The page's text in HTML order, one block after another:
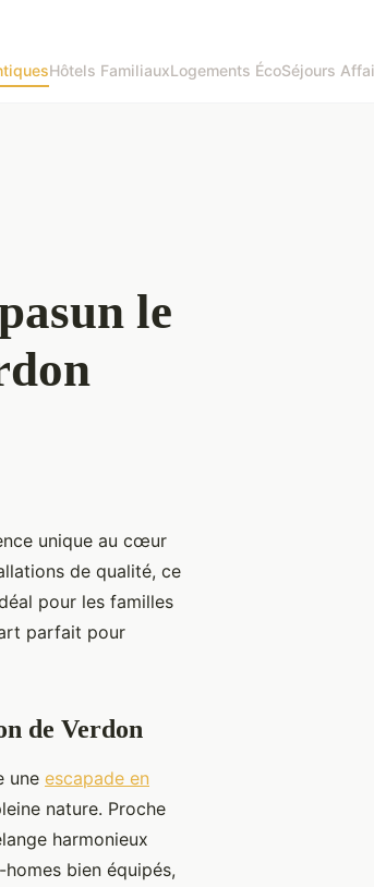
Hôtels FamiliauxLogements ÉcoSéjours
le
unique au cœur
de qualité, ce
pour les familles
parfait pour
de Verdon
une escapade en
nature. Proche
harmonieux
bien équipés,